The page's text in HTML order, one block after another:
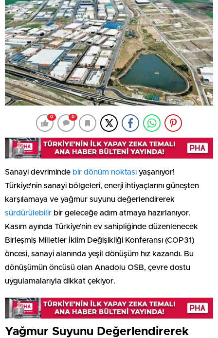
0 0
Sanayi devriminde bir dönüm noktası yaşanıyor!
Türkiye’nin sanayi bölgeleri, enerji ihtiyaçlarını güneşten
karşılamaya ve yağmur suyunu değerlendirerek
sürdürülebilir bir geleceğe adım atmaya hazırlanıyor.
Kasım ayında Türkiye’nin ev sahipliğinde düzenlenecek
Birleşmiş Milletler İklim Değişikliği Konferansı (COP31)
öncesi, sanayi alanında yeşil dönüşüm hız kazandı. Bu
dönüşümün öncüsü olan Anadolu OSB, çevre dostu
uygulamalarıyla dikkat çekiyor.
Yağmur Suyunu Değerlendirerek